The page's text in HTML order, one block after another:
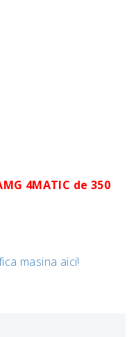
4MATIC de 350